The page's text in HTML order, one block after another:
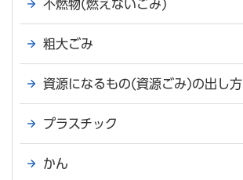
不燃物(燃えないごみ)
粗大ごみ
資源になるもの(資源ごみ)の出し方
プラスチック
かん